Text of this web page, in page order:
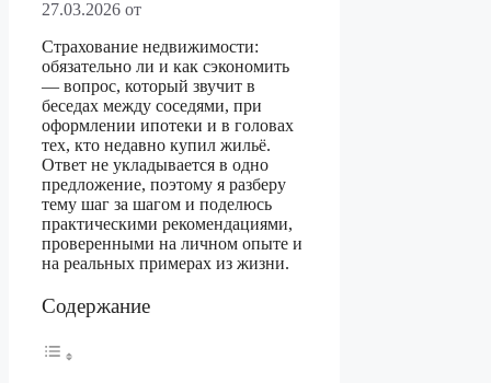
27.03.2026 от
Страхование недвижимости:
обязательно ли и как сэкономить
— вопрос, который звучит в
беседах между соседями, при
оформлении ипотеки и в головах
тех, кто недавно купил жильё.
Ответ не укладывается в одно
предложение, поэтому я разберу
тему шаг за шагом и поделюсь
практическими рекомендациями,
проверенными на личном опыте и
на реальных примерах из жизни.
Содержание